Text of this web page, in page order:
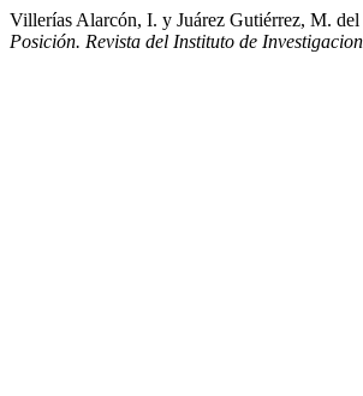
Villerías Alarcón, I. y Juárez Gutiérrez, M.
Posición. Revista del Instituto de